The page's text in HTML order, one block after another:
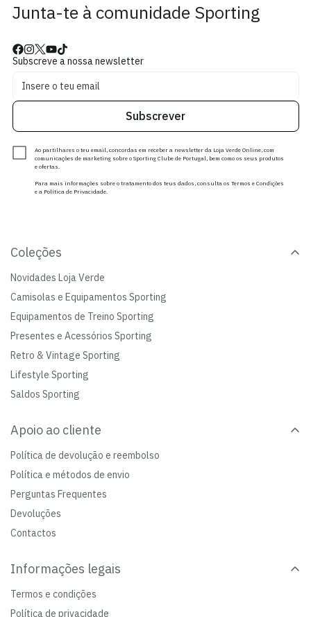
Junta-te à comunidade Sporting
Subscreve a nossa newsletter
Subscrever
Ao partilhares o teu email, concordas em receber a newsletter da Loja Verde Online, com
comunicações de marketing sobre o Sporting Clube de Portugal, bem como os seus produtos
e ofertas.
Para mais informações sobre o tratamento dos teus dados, consulta os Termos e Condições
e a Política de Privacidade.
Coleções
Novidades Loja Verde
Camisolas e Equipamentos Sporting
Equipamentos de Treino Sporting
Presentes e Acessórios Sporting
Retro & Vintage Sporting
Lifestyle Sporting
Saldos Sporting
Apoio ao cliente
Política de devolução e reembolso
Política e métodos de envio
Perguntas Frequentes
Devoluções
Contactos
Informações legais
Termos e condições
Política de privacidade